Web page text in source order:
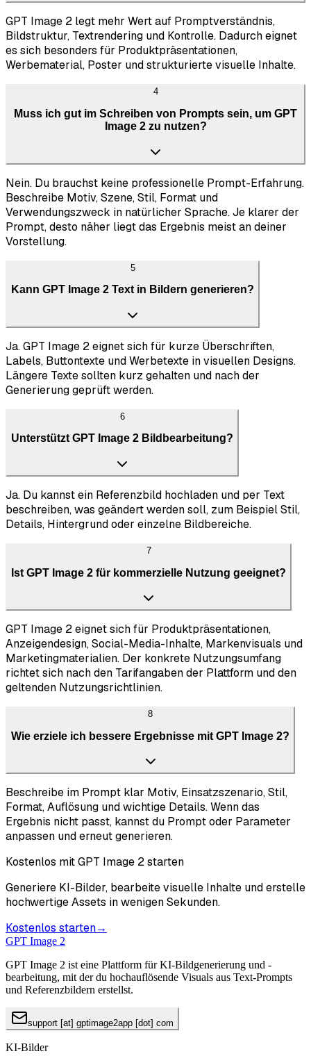
GPT Image 2 legt mehr Wert auf Promptverständnis,
Bildstruktur, Textrendering und Kontrolle. Dadurch eignet
es sich besonders für Produktpräsentationen,
Werbematerial, Poster und strukturierte visuelle Inhalte.
4
Muss ich gut im Schreiben von Prompts sein, um GPT
Image 2 zu nutzen?
Nein. Du brauchst keine professionelle Prompt-Erfahrung.
Beschreibe Motiv, Szene, Stil, Format und
Verwendungszweck in natürlicher Sprache. Je klarer der
Prompt, desto näher liegt das Ergebnis meist an deiner
Vorstellung.
5
Kann GPT Image 2 Text in Bildern generieren?
Ja. GPT Image 2 eignet sich für kurze Überschriften,
Labels, Buttontexte und Werbetexte in visuellen Designs.
Längere Texte sollten kurz gehalten und nach der
Generierung geprüft werden.
6
Unterstützt GPT Image 2 Bildbearbeitung?
Ja. Du kannst ein Referenzbild hochladen und per Text
beschreiben, was geändert werden soll, zum Beispiel Stil,
Details, Hintergrund oder einzelne Bildbereiche.
7
Ist GPT Image 2 für kommerzielle Nutzung geeignet?
GPT Image 2 eignet sich für Produktpräsentationen,
Anzeigendesign, Social-Media-Inhalte, Markenvisuals und
Marketingmaterialien. Der konkrete Nutzungsumfang
richtet sich nach den Tarifangaben der Plattform und den
geltenden Nutzungsrichtlinien.
8
Wie erziele ich bessere Ergebnisse mit GPT Image 2?
Beschreibe im Prompt klar Motiv, Einsatzszenario, Stil,
Format, Auflösung und wichtige Details. Wenn das
Ergebnis nicht passt, kannst du Prompt oder Parameter
anpassen und erneut generieren.
Kostenlos mit GPT Image 2 starten
Generiere KI-Bilder, bearbeite visuelle Inhalte und erstelle
hochwertige Assets in wenigen Sekunden.
Kostenlos starten→
GPT Image 2
GPT Image 2 ist eine Plattform für KI-Bildgenerierung und -
bearbeitung, mit der du hochauflösende Visuals aus Text-Prompts
und Referenzbildern erstellst.
support [at] gptimage2app [dot] com
KI-Bilder